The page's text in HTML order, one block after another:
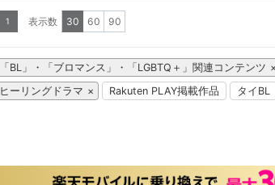
1 表示数 30 60 90
「BL」・「ブロマンス」・「LGBTQ＋」関連コンテンツ
ヒーリングドラマ
Rakuten PLAY掲載作品 タイBL